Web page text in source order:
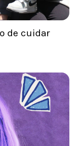
de cuidar